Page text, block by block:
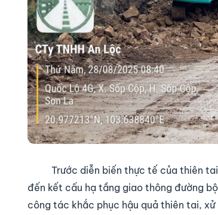
Trước diễn biến thực tế của thiên
đến kết cấu hạ tầng giao thông đường
công tác khắc phục hậu quả thiên tai,